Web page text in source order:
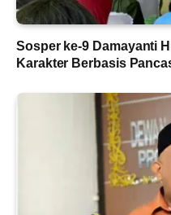
Sosper ke-9 Damayanti
Karakter Berbasis